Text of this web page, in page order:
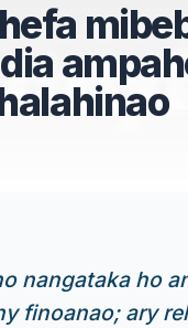
nangataka ho
finoanao; ary